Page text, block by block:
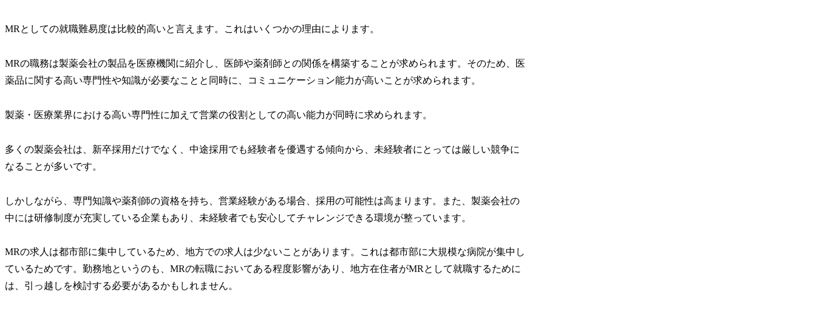
MRとしての就職難易度は比較的高いと言えます。これはいくつかの理由によります。
MRの職務は製薬会社の製品を医療機関に紹介し、医師や薬剤師との関係を構築することが求められます。そのため、医
薬品に関する高い専門性や知識が必要なことと同時に、コミュニケーション能力が高いことが求められます。
製薬・医療業界における高い専門性に加えて営業の役割としての高い能力が同時に求められます。
多くの製薬会社は、新卒採用だけでなく、中途採用でも経験者を優遇する傾向から、未経験者にとっては厳しい競争に
なることが多いです。
しかしながら、専門知識や薬剤師の資格を持ち、営業経験がある場合、採用の可能性は高まります。また、製薬会社の
中には研修制度が充実している企業もあり、未経験者でも安心してチャレンジできる環境が整っています。
MRの求人は都市部に集中しているため、地方での求人は少ないことがあります。これは都市部に大規模な病院が集中し
ているためです。勤務地というのも、MRの転職においてある程度影響があり、地方在住者がMRとして就職するために
は、引っ越しを検討する必要があるかもしれません。